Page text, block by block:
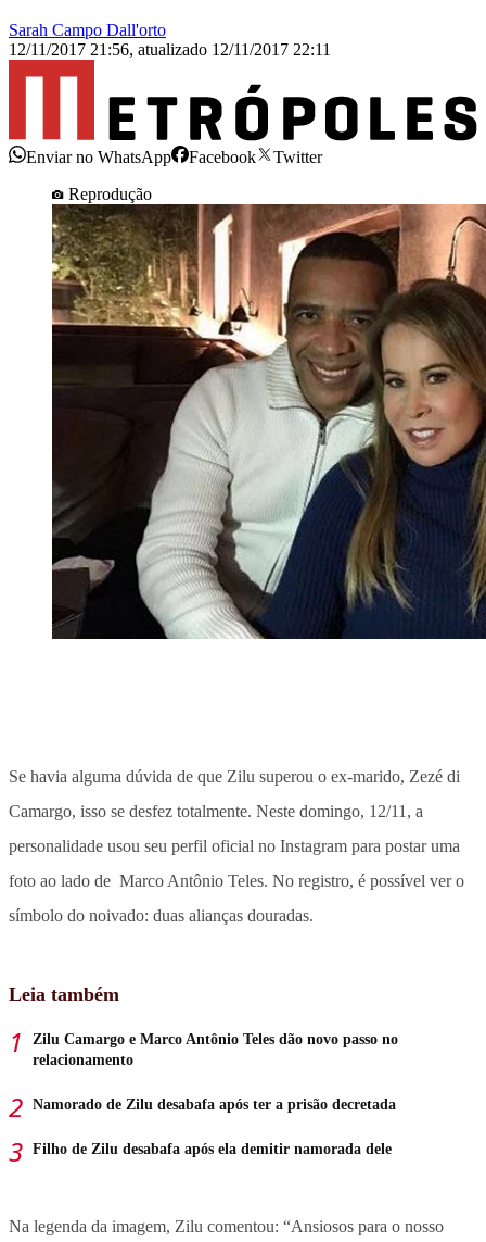
Sarah Campo Dall'orto
12/11/2017 21:56, atualizado 12/11/2017 22:11
Enviar no WhatsApp Facebook
Twitter
Reprodução
Se havia alguma dúvida de que Zilu superou o ex-marido, Zezé di
Camargo, isso se desfez totalmente. Neste domingo, 12/11, a
personalidade usou seu perfil oficial no Instagram para postar uma
foto ao lado de Marco Antônio Teles. No registro, é possível ver o
símbolo do noivado: duas alianças douradas.
Leia também
Zilu Camargo e Marco Antônio Teles dão novo passo no
relacionamento
Namorado de Zilu desabafa após ter a prisão decretada
Filho de Zilu desabafa após ela demitir namorada dele
Na legenda da imagem, Zilu comentou: “Ansiosos para o nosso